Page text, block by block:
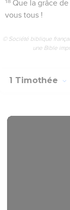
Que la grâce
vous tous !
© Société biblique
une Bible
1 Timothée